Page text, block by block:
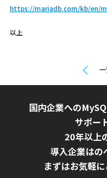
https://mariadb.com/kb/en/
以上
国内企業への
サポー
20年以上
導入企業はの
まずはお気軽に